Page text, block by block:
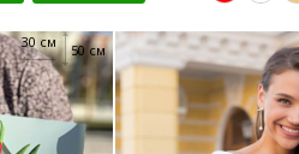
50 см
30 см